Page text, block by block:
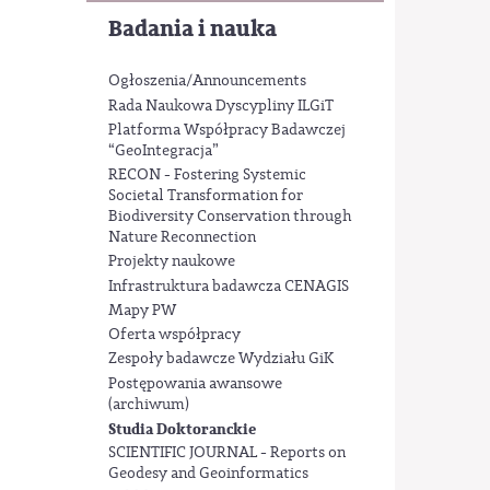
Badania i nauka
Ogłoszenia/Announcements
Rada Naukowa Dyscypliny ILGiT
Platforma Współpracy Badawczej
“GeoIntegracja”
RECON - Fostering Systemic
Societal Transformation for
Biodiversity Conservation through
Nature Reconnection
Projekty naukowe
Infrastruktura badawcza CENAGIS
Mapy PW
Oferta współpracy
Zespoły badawcze Wydziału GiK
Postępowania awansowe
(archiwum)
Studia Doktoranckie
SCIENTIFIC JOURNAL - Reports on
Geodesy and Geoinformatics